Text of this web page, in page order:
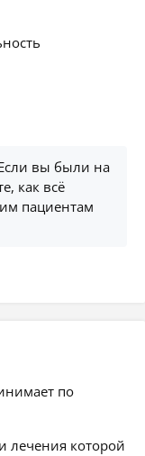
вы были на
как всё
пациентам
по
лечения которой